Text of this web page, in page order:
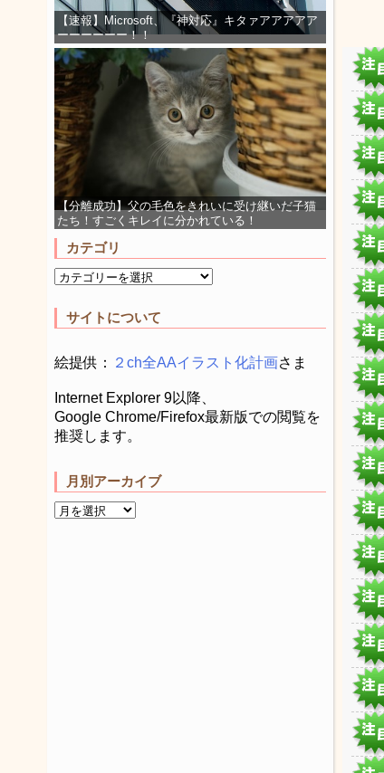
【速報】Microsoft、『神対応』キタァアアアアア
ーーーーーー！！
【分離成功】父の毛色をきれいに受け継いだ子猫
たち！すごくキレイに分かれている！
カテゴリ
サイトについて
絵提供： ２ch全AAイラスト化計画さま
Internet Explorer 9以降、
Google Chrome/Firefox最新版での閲覧を
推奨します。
月別アーカイブ